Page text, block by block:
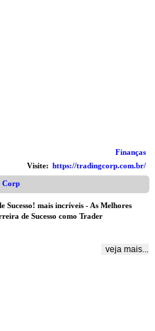
Finanças
Visite: https://tradingcorp.com.br/
Corp
mais incríveis - As Melhores
de Sucesso como Trader
veja mais...